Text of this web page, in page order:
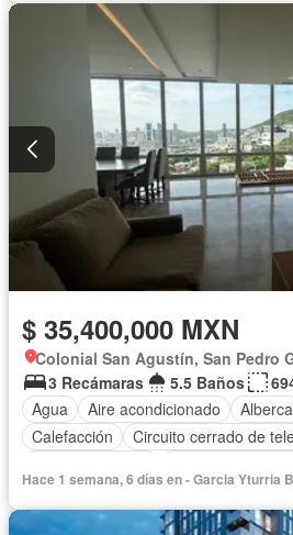
$ 35,400,000 MXN
Colonial San Agustín, San Pedro
3 Recámaras
5.5 Baños
Agua
Aire acondicionado Alberca
Calefacción
Circuito cerrado de
Estacionamiento
Gimnasio
Completamente amueblado
Hace 1 semana, 6 días en - Garci­a Yturria